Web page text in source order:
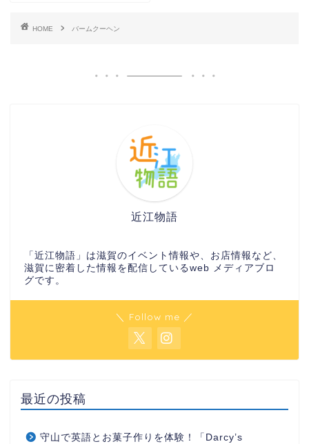
HOME バームクーヘン
近江物語
「近江物語」は滋賀のイベント情報や、お店情報など、
滋賀に密着した情報を配信しているweb メディアブロ
グです。
＼ Follow me ／
最近の投稿
守山で英語とお菓子作りを体験！「Darcy’s